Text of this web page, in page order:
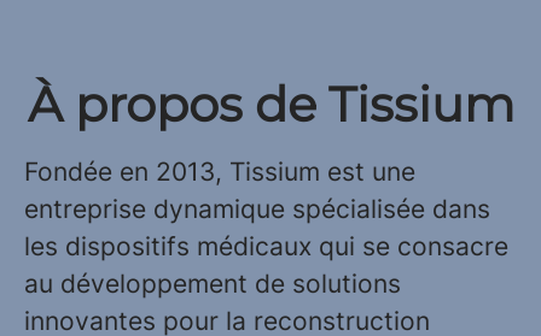
À propos de Tissium
Fondée en 2013, Tissium est une
entreprise dynamique spécialisée dans
les dispositifs médicaux qui se consacre
au développement de solutions
innovantes pour la reconstruction